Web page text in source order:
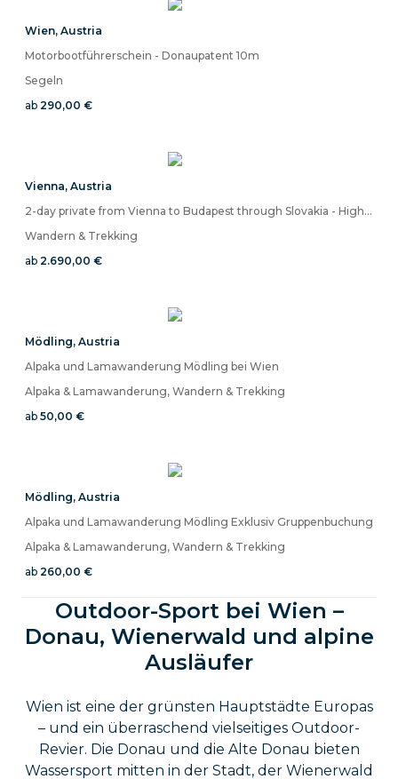
Wien, Austria
Motorbootführerschein - Donaupatent 10m
Segeln
ab 290,00 €
Vienna, Austria
2-day private from Vienna to Budapest through Slovakia - High Tatras
Wandern & Trekking
ab 2.690,00 €
Mödling, Austria
Alpaka und Lamawanderung Mödling bei Wien
Alpaka & Lamawanderung, Wandern & Trekking
ab 50,00 €
Mödling, Austria
Alpaka und Lamawanderung Mödling Exklusiv Gruppenbuchung
Alpaka & Lamawanderung, Wandern & Trekking
ab 260,00 €
Outdoor-Sport bei Wien –
Donau, Wienerwald und alpine
Ausläufer
Wien ist eine der grünsten Hauptstädte Europas
– und ein überraschend vielseitiges Outdoor-
Revier. Die Donau und die Alte Donau bieten
Wassersport mitten in der Stadt, der Wienerwald